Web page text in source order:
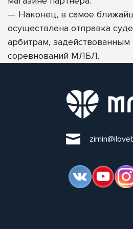
— Наконец, в самое
осуществлена отправка
арбитрам, задействованным
соревнований МЛБЛ.